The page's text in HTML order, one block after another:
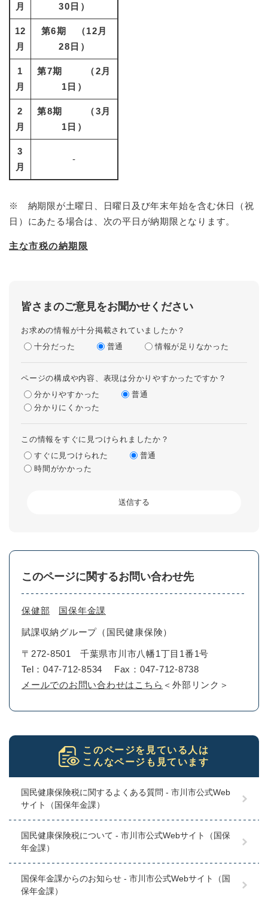
月
30日）
12
月
第6期 （12月
28日）
1
月
第7期 （2月
1日）
2
月
第8期 （3月
1日）
3
月
-
※ 納期限が土曜日、日曜日及び年末年始を含む休日（祝
日）にあたる場合は、次の平日が納期限となります。
主な市税の納期限
皆さまのご意見をお聞かせください
お求めの情報が十分掲載されていましたか？
十分だった
普通 情報が足りなかった
ページの構成や内容、表現は分かりやすかったですか？
分かりやすかった
普通
分かりにくかった
この情報をすぐに見つけられましたか？
すぐに見つけられた
普通
時間がかかった
このページに関するお問い合わせ先
保健部 国保年金課
賦課収納グループ（国民健康保険）
〒272-8501
千葉県市川市八幡1丁目1番1号
Tel：047-712-8534
Fax：047-712-8738
メールでのお問い合わせはこちら ＜外部リンク＞
このページを見ている人は
こんなページも見ています
国民健康保険税に関するよくある質問 - 市川市公式Web
サイト（国保年金課）
国民健康保険税について - 市川市公式Webサイト（国保
年金課）
国保年金課からのお知らせ - 市川市公式Webサイト（国
保年金課）